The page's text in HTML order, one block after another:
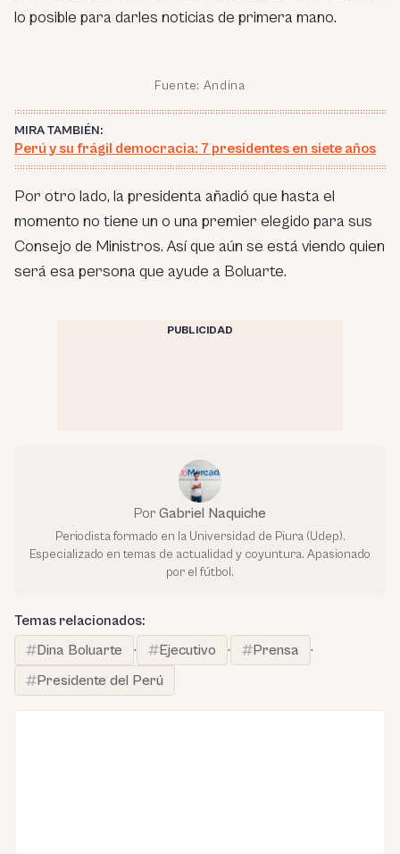
lo posible para darles noticias de primera mano.
Fuente: Andina
MIRA TAMBIÉN:
Perú y su frágil democracia: 7 presidentes en siete años
Por otro lado, la presidenta añadió que hasta el
momento no tiene un o una premier elegido para sus
Consejo de Ministros. Así que aún se está viendo quien
será esa persona que ayude a Boluarte.
PUBLICIDAD
Por Gabriel Naquiche
Periodista formado en la Universidad de Piura (Udep).
Especializado en temas de actualidad y coyuntura. Apasionado
por el fútbol.
Temas relacionados:
Dina Boluarte
· Ejecutivo · Prensa
·
Presidente del Perú